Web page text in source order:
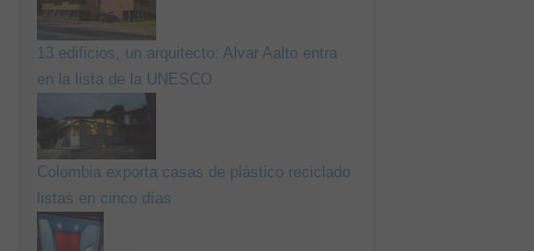
13 edificios, un arquitecto: Alvar Aalto entra
en la lista de la UNESCO
Colombia exporta casas de plástico reciclado
listas en cinco días